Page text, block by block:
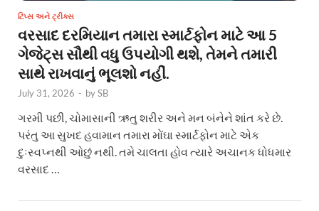
ટિપ્સ અને ટ્રીક્સ
વરસાદ દરમિયાન તમારા સ્માર્ટફોન માટે આ 5
ગેજેટ્સ સૌથી વધુ ઉપયોગી થશે, તેમને તમારી
સાથે રાખવાનું ભૂલશો નહીં.
July 31, 2026 - bySB
ગરમી પછી, ચોમાસાની ઋતુ શરીર અને મન બંનેને શાંત કરે છે.
પરંતુ આ સુખદ હવામાન તમારા મોંઘા સ્માર્ટફોન માટે એક
દુઃસ્વપ્નથી ઓછું નથી. તમે ચાલતા હોવ ત્યારે અચાનક ધોધમાર
વરસાદ …